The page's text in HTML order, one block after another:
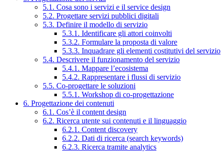
5.1. Cosa sono i servizi e il service design
5.2. Progettare servizi pubblici digitali
5.3. Definire il modello di servizio
5.3.1. Identificare gli attori coinvolti
5.3.2. Formulare la proposta di valore
5.3.3. Inquadrare gli elementi costitutivi del servizio
5.4. Descrivere il funzionamento del servizio
5.4.1. Mappare l’ecosistema
5.4.2. Rappresentare i flussi di servizio
5.5. Co-progettare le soluzioni
5.5.1. Workshop di co-progettazione
6. Progettazione dei contenuti
6.1. Cos’è il content design
6.2. Ricerca utente sui contenuti e il linguaggio
6.2.1. Content discovery
6.2.2. Dati di ricerca (search keywords)
6.2.3. Ricerca tramite analytics